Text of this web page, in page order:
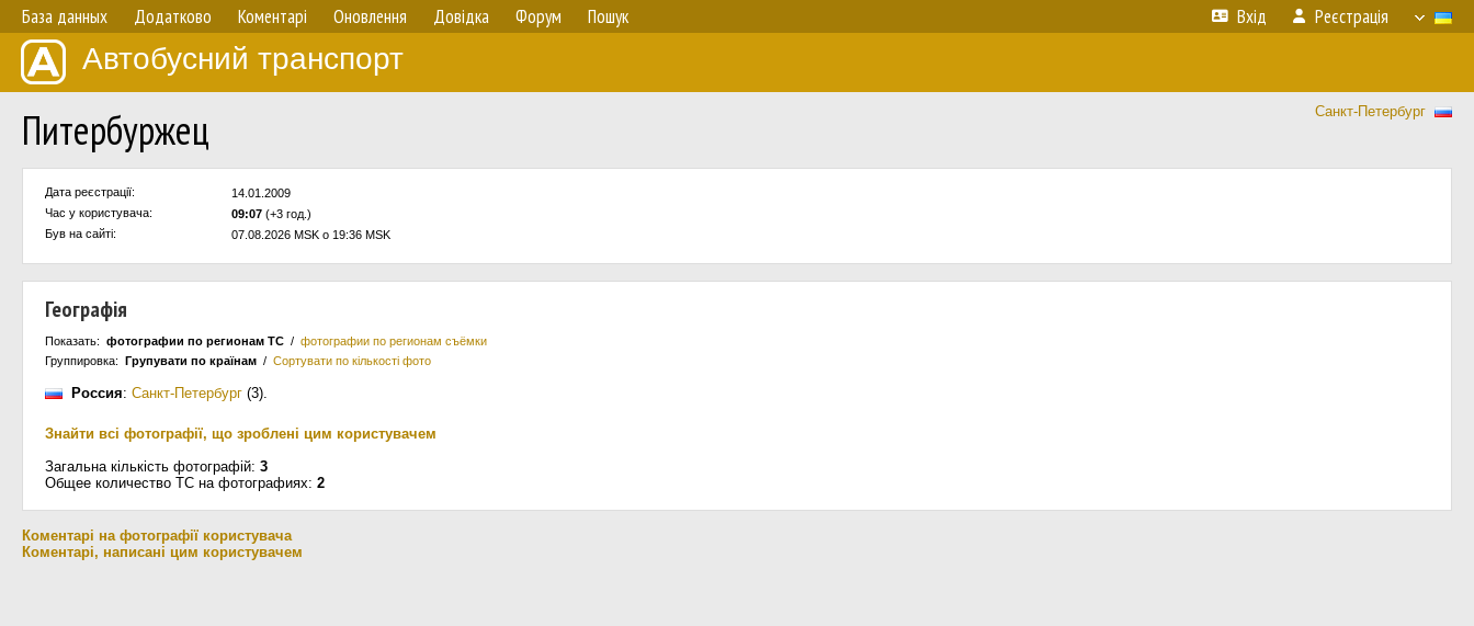
База данных Додатково Коментарі Оновлення Довідка Форум Пошук Вхід Реєстрація
Автобусний транспорт
Санкт-Петербург
Питербуржец
Дата реєстрації:
14.01.2009
Час у користувача:
09:07 (+3 год.)
Був на сайті:
07.08.2026 MSK о 19:36 MSK
Географія
Показать: фотографии по регионам ТС / фотографии по регионам съёмки
Группировка: Групувати по країнам / Сортувати по кількості фото
Россия: Санкт-Петербург (3).
Знайти всі фотографії, що зроблені цим користувачем
Загальна кількість фотографій: 3
Общее количество ТС на фотографиях: 2
Коментарі на фотографії користувача
Коментарі, написані цим користувачем